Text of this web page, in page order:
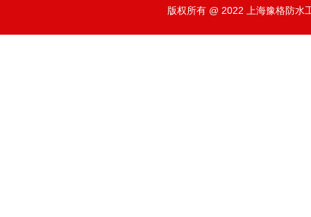
版权所有 @ 2022 上海豫格防水